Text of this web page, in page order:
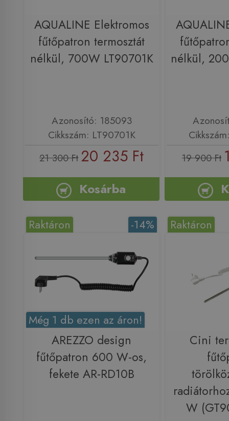
AQUALINE Elektromos
fűtőpatron termosztát
nélkül, 700W LT90701K
Azonosító: 185093
Cikkszám: LT90701K
21 300 Ft 20 235 Ft
Kosárba
nélkül,
19 900 Ft
-14%
Raktáron
Még 1 db ezen az áron!
AREZZO design
fűtőpatron 600 W-os,
fekete AR-RD10B
Raktáron
Cini
W